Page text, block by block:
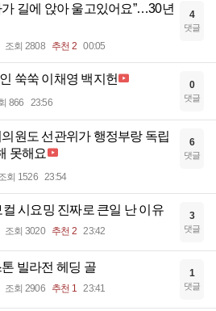
길에 앉아 울고있어요”…30년
조회 2808 추천 2 00:05
4
댓글
쑥쑥 이채영 백지헌
866 23:56
0
댓글
원도 선관위가 행정부랑 독립
못해요
회 1526 23:54
6
댓글
시요밍 진짜로 큰일 난 이유
조회 3020 추천 2 23:42
3
댓글
빌라전 헤딩 골
조회 2906 추천 1 23:41
1
댓글